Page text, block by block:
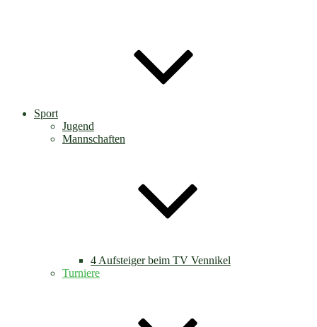
Sport
Jugend
Mannschaften
4 Aufsteiger beim TV Vennikel
Turniere